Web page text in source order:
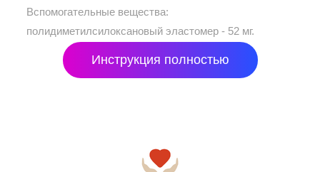
Вспомогательные вещества:
полидиметилсилоксановый эластомер - 52 мг.
Инструкция полностью